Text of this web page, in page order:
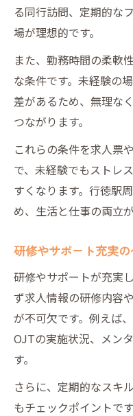
る同行訪問、定期的な
場が理想的です。
また、勤務時間の柔軟
な条件です。未経験の
差があるため、無理な
つながります。
これらの条件を求人票
で、未経験でもストレ
すくなります。行徳駅
め、生活と仕事の両立
研修やサポート充実
研修やサポートが充実
ず求人情報の研修内容
が不可欠です。例えば
OJTの実施状況、メン
す。
さらに、定期的なスキ
もチェックポイントで